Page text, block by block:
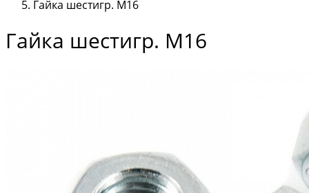
Гайка шестигр. М16
Гайка шестигр. М16